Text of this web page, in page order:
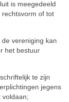
is meegedeeld
of tot
vereniging kan
het bestuur
te zijn
jegens
voldaan;